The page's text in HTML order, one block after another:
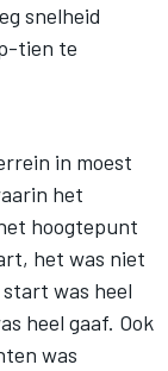
snelheid
tien te
in moest
het
hoogtepunt
het was niet
start was heel
heel gaaf. Ook
was